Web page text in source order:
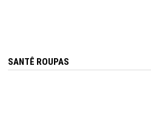
SANTÊ ROUPAS